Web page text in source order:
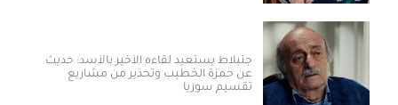
جنبلاط يستعيد لقاءه الأخير بالأسد: حديث
عن حمزة الخطيب وتحذير من مشاريع
تقسيم سوريا